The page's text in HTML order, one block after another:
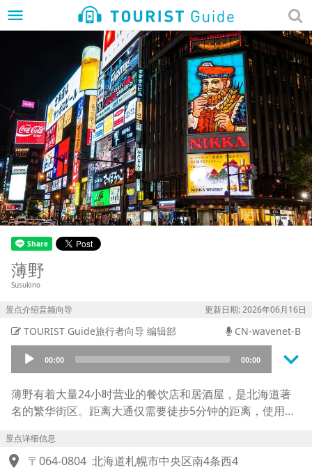
menu
薄野
Susukino
景点介绍音频向导 更新日期: 2026年06月16日
TOURIST Guide旅行者向导 编辑部 CN-wavenet-B
Audio
Player
00:00 00:00 keyboard_arrow_down
薄野有着大量24小时营业的餐饮店和居酒屋，是北海道著
名的繁华街区。距离大通仅需要徒步5分钟的距离，使用地
向游客的设施之外，还有很多鲜为人知氛围很好的酒吧、可
以吃到北海道著名的“餐后圣代”的店家，以及众多历史悠久
景点详细信息
location_on 〒064-0804 北海道札幌市中央区南4条西4